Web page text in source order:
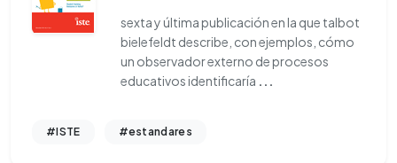
sexta y última publicación en la que talbot
bielefeldt describe, con ejemplos, cómo
un observador externo de procesos
educativos identificaría ...
#ISTE #estandares